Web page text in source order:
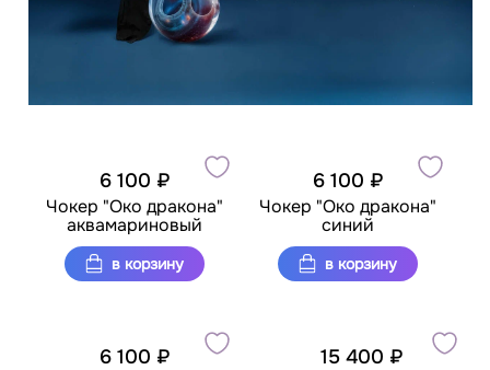
6 100 ₽
Чокер "Око дракона"
аквамариновый
в корзину
6 100 ₽
Чокер "Око дракона"
синий
в корзину
6 100 ₽ 15 400 ₽